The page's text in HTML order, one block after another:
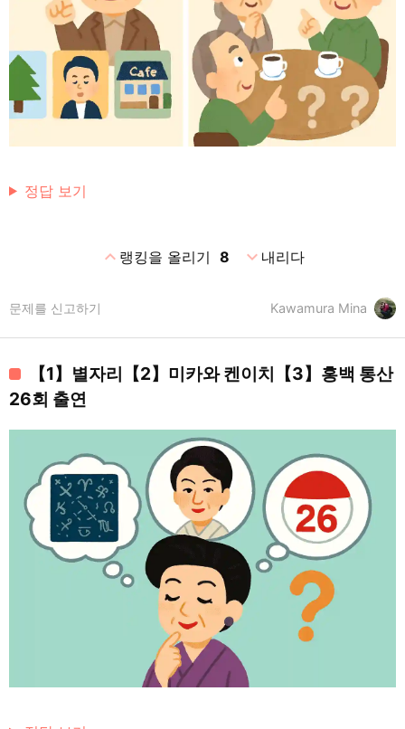
정답 보기
expand_less랭킹을 올리기 8 expand_more내리다
Kawamura Mina
문제를 신고하기
【1】별자리【2】미카와 켄이치【3】홍백 통산
26회 출연